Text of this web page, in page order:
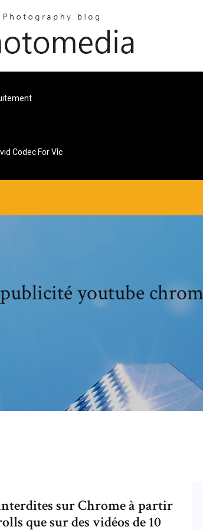
Codec For Vlc
youtube
sur Chrome à partir
que sur des vidéos de 10